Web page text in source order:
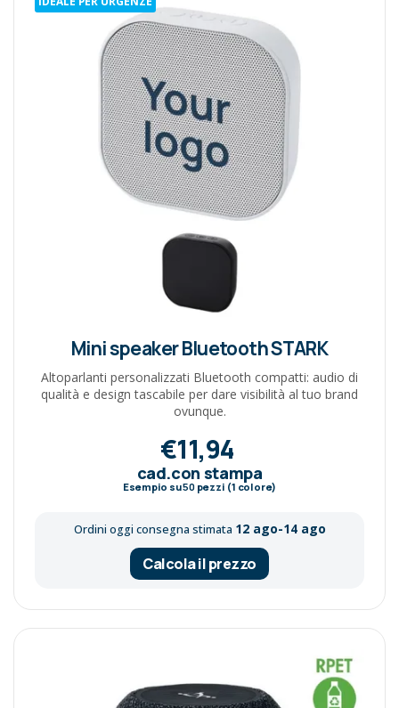
Mini speaker Bluetooth STARK
Altoparlanti personalizzati Bluetooth compatti: audio di
qualità e design tascabile per dare visibilità al tuo brand
ovunque.
€11,94
cad.con stampa
Esempio su50pezzi (1 colore)
Ordini oggi consegna stimata 12 ago-14 ago
Calcola il prezzo